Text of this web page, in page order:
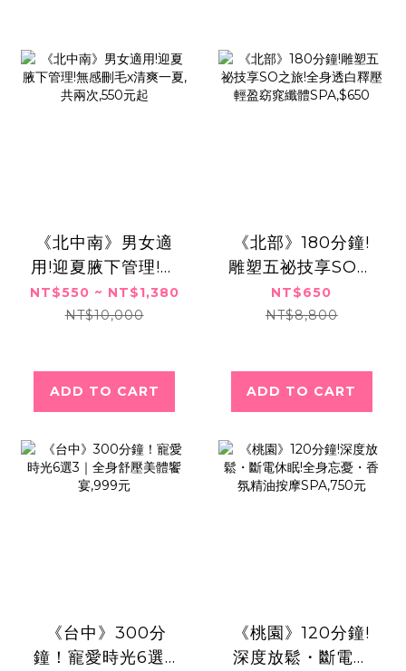
《北中南》男女適
用!迎夏腋下管理!無
感刪毛x清爽一夏,共
兩次,550元起
NT$550 ~ NT$1,380
NT$10,000
ADD TO CART
《北部》180分鐘!
雕塑五祕技享SO之
旅!全身透白釋壓輕
盈窈窕纖體
NT$650
NT$8,800
ADD TO CART
​​ ​《台中》300分
鐘！寵愛時光6選3
《桃園》120分鐘!
深度放鬆・斷電休